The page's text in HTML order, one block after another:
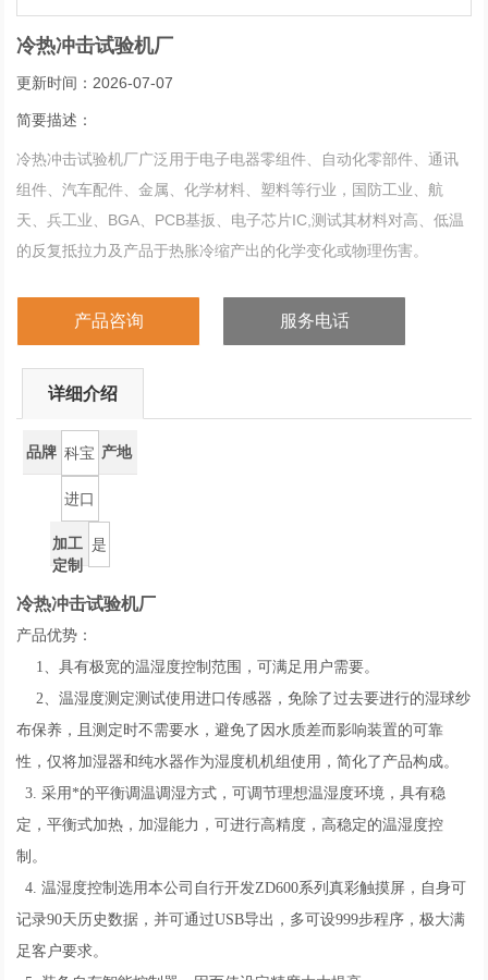
冷热冲击试验机厂
更新时间：2026-07-07
简要描述：
冷热冲击试验机厂广泛用于电子电器零组件、自动化零部件、通讯
组件、汽车配件、金属、化学材料、塑料等行业，国防工业、航
天、兵工业、BGA、PCB基扳、电子芯片IC,测试其材料对高、低温
的反复抵拉力及产品于热胀冷缩产出的化学变化或物理伤害。
产品咨询 服务电话
详细介绍
品牌 科宝 产地
进口
加工
定制
是
冷热冲击试验机厂
产品优势：
1、具有极宽的温湿度控制范围，可满足用户需要。
2、温湿度测定测试使用进口传感器，免除了过去要进行的湿球纱
布保养，且测定时不需要水，避免了因水质差而影响装置的可靠
性，仅将加湿器和纯水器作为湿度机机组使用，简化了产品构成。
3. 采用*的平衡调温调湿方式，可调节理想温湿度环境，具有稳
定，平衡式加热，加湿能力，可进行高精度，高稳定的温湿度控
制。
4. 温湿度控制选用本公司自行开发ZD600系列真彩触摸屏，自身可
记录90天历史数据，并可通过USB导出，多可设999步程序，极大满
足客户要求。